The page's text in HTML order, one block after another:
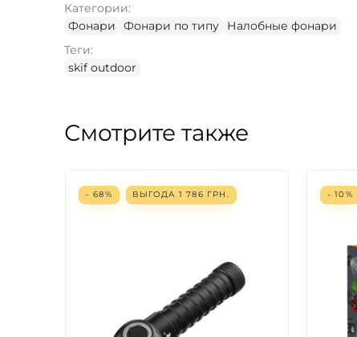
Категории:
Фонари
Фонари по типу
Налобные фонари
Теги:
skif outdoor
Смотрите также
- 68% ВЫГОДА 1 786 ГРН. - 10%